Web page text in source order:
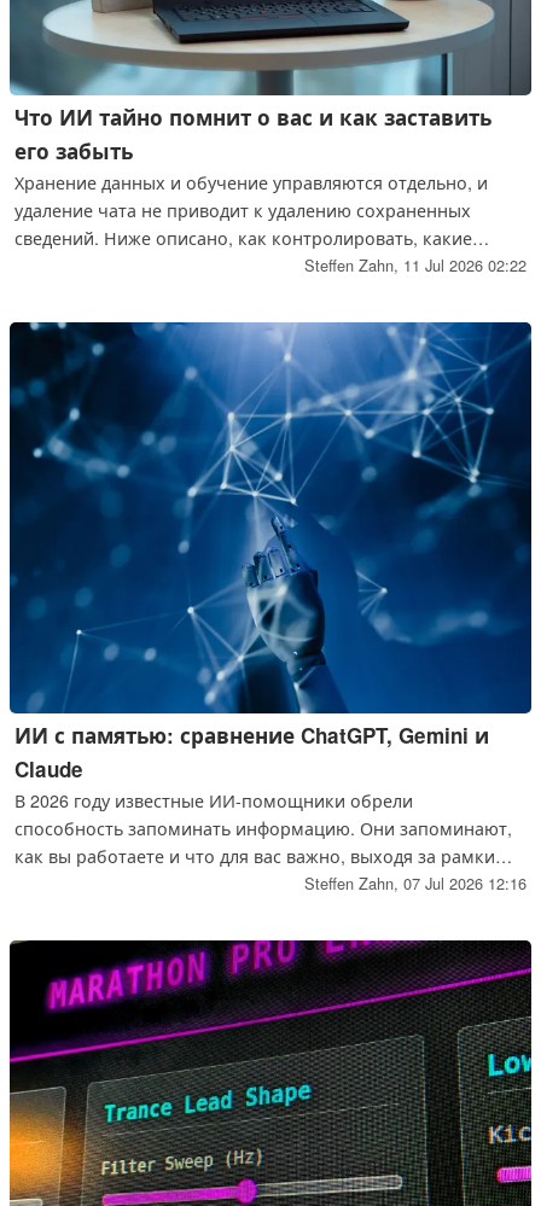
Что ИИ тайно помнит о вас и как заставить
его забыть
Хранение данных и обучение управляются отдельно, и
удаление чата не приводит к удалению сохраненных
сведений. Ниже описано, как контролировать, какие
данные ChatGPT, Gemini и Claude хранят и используют для
клиентов и компании.
Steffen Zahn, 11 Jul 2026 02:22
ИИ с памятью: сравнение ChatGPT, Gemini и
Claude
В 2026 году известные ИИ-помощники обрели
способность запоминать информацию. Они запоминают,
как вы работаете и что для вас важно, выходя за рамки
отдельных чатов. Что ChatGPT, Claude и Gemini могут с
почему Gemini может запоминать настройки, но не имеет
доступа к данным европейских пользователей в Google.
Steffen Zahn, 07 Jul 2026 12:16